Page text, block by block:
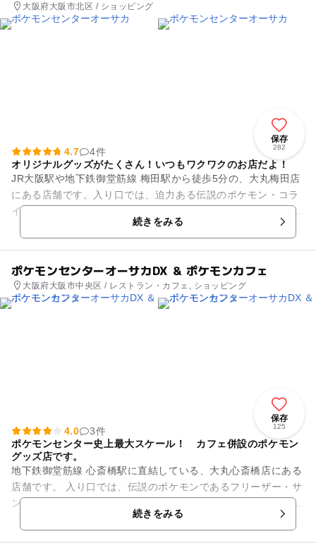
大阪府大阪市北区 / ショッピング
保存
282
4.7
4件
オリジナルグッズがたくさん！いつもワクワクのお店だよ！
JR大阪駅や地下鉄御堂筋線 梅田駅から徒歩5分の、大丸梅田店
にある店舗です。入り口では、迫力ある伝説のポケモン・コラ
イドンが出迎えてくれます。 「ポケモンカードステーション」
続きをみる
ポケモンセンターオーサカDX ＆ ポケモンカフェ
大阪府大阪市中央区 / レストラン・カフェ, ショッピング
保存
125
4.0
3件
ポケモンセンター史上最大スケール！ カフェ併設のポケモン
グッズ店です。
地下鉄御堂筋線 心斎橋駅に直結している、大丸心斎橋店にある
店舗です。 入り口では、伝説のポケモンであるフリーザー・サ
ンダー・ファイヤーが並んで出迎えてくれます。 店内にはタッ
続きをみる